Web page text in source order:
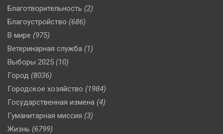
Благотворительность (2)
Благоустройство (686)
В мире (975)
Ветеринарная служба (1)
Выборы 2025 (10)
Город (8036)
Городское хозяйство (1984)
Государственная измена (4)
Гуманитарная миссия (3)
Жизнь (6799)